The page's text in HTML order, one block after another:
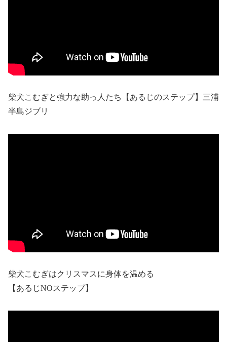
柴犬こむぎと強力な助っ人たち【あるじのステップ】三浦
半島ジブリ
柴犬こむぎはクリスマスに身体を温める
【あるじNOステップ】